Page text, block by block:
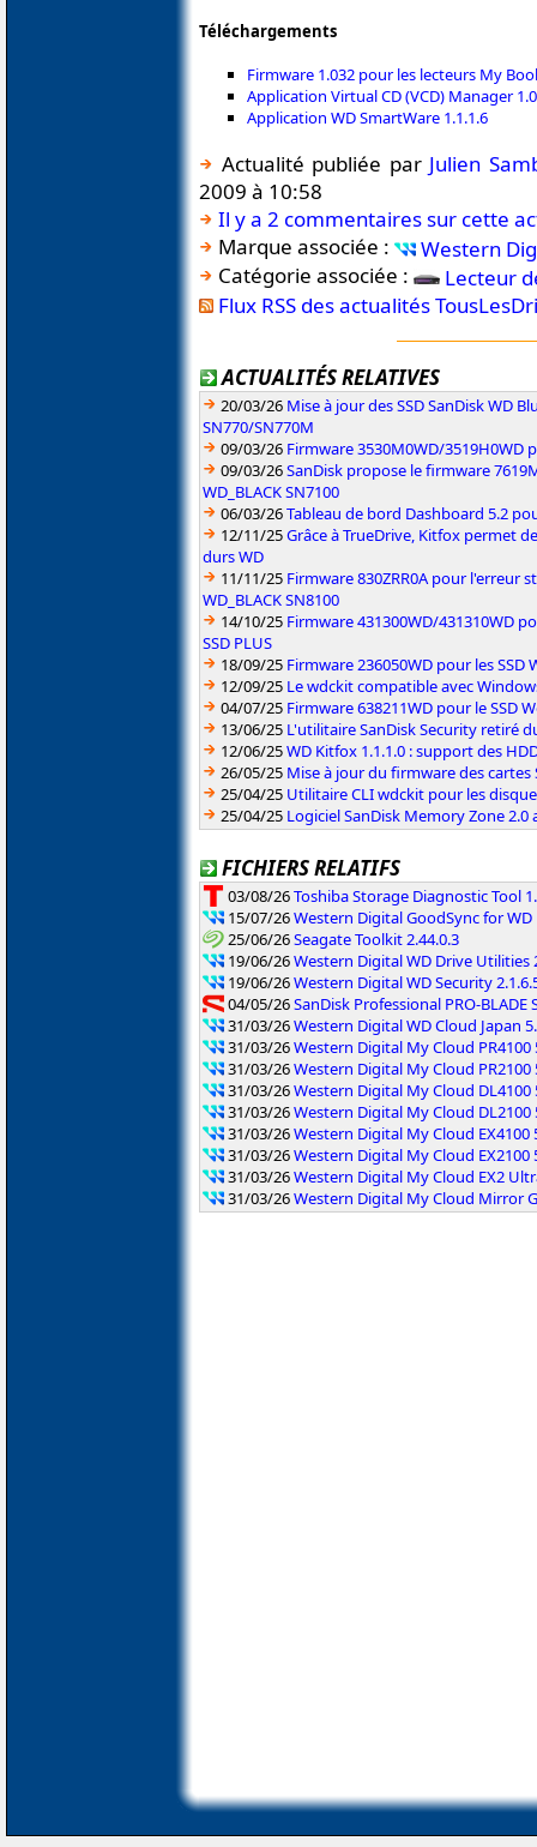
Téléchargements
Firmware 1.032 pour les lecteurs My
Application Virtual CD (VCD) Manager
Application WD SmartWare 1.1.1.6
Actualité publiée par Julien
2009 à 10:58
Il y a 2 commentaires sur cette
Marque associée :
Western
Catégorie associée :
Lecteur
Flux RSS des actualités
ACTUALITÉS RELATIVES
20/03/26 Mise à jour des SSD SanDisk WD
SN770/SN770M
09/03/26 Firmware 3530M0WD/3519H0WD
09/03/26SanDisk propose le firmware
WD_BLACK SN7100
06/03/26Tableau de bord Dashboard 5.2
12/11/25Grâce à TrueDrive, Kitfox permet
durs WD
11/11/25 Firmware 830ZRR0A pour l'erreur
WD_BLACK SN8100
14/10/25 Firmware 431300WD/431310WD
SSD PLUS
18/09/25 Firmware 236050WD pour les SSD
12/09/25 Le wdckit compatible avec
04/07/25 Firmware 638211WD pour le SSD
13/06/25 L'utilitaire SanDisk Security retiré
12/06/25WD Kitfox 1.1.1.0 : support des
26/05/25 Mise à jour du firmware des cartes
25/04/25 Utilitaire CLI wdckit pour les
25/04/25 Logiciel SanDisk Memory Zone 2.0
FICHIERS RELATIFS
03/08/26Toshiba Storage Diagnostic Tool
15/07/26Western Digital GoodSync for WD
25/06/26Seagate Toolkit 2.44.0.3
19/06/26Western Digital WD Drive Utilities
19/06/26Western Digital WD Security
04/05/26SanDisk Professional PRO-BLADE
31/03/26Western Digital WD Cloud Japan
31/03/26Western Digital My Cloud PR4100
31/03/26Western Digital My Cloud PR2100
31/03/26Western Digital My Cloud DL4100
31/03/26Western Digital My Cloud DL2100
31/03/26Western Digital My Cloud EX4100
31/03/26Western Digital My Cloud EX2100
31/03/26Western Digital My Cloud EX2
31/03/26Western Digital My Cloud Mirror